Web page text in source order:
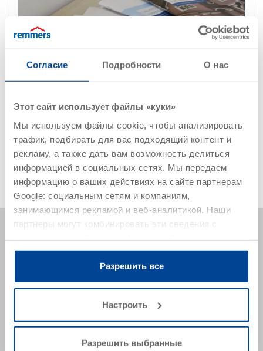
Согласие Подробности О нас
Этот сайт использует файлы «куки»
Мы используем файлы cookie, чтобы анализировать
трафик, подбирать для вас подходящий контент и
рекламу, а также дать вам возможность делиться
информацией в социальных сетях. Мы передаем
информацию о ваших действиях на сайте партнерам
Google: социальным сетям и компаниям,
занимающимся рекламой и веб-аналитикой. Наши
партнеры могут комбинировать эти сведения с
данными, которые они получили при использовании
Разрешить все
Настроить
Разрешить выбранные
Брошюры и каталоги
Перейти в раздел
223028, Минская обл.,
Belarus
Рассчитать маршрут